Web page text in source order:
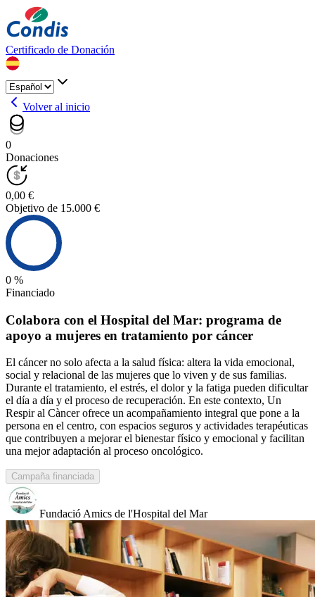
Certificado de Donación
Volver al inicio
0
Donaciones
0,00 €
Objetivo de 15.000 €
0 %
Financiado
Colabora con el Hospital del Mar: programa de
apoyo a mujeres en tratamiento por cáncer
El cáncer no solo afecta a la salud física: altera la vida emocional,
social y relacional de las mujeres que lo viven y de sus familias.
Durante el tratamiento, el estrés, el dolor y la fatiga pueden dificultar
el día a día y el proceso de recuperación. En este contexto, Un
Respir al Càncer ofrece un acompañamiento integral que pone a la
persona en el centro, con espacios seguros y actividades terapéuticas
que contribuyen a mejorar el bienestar físico y emocional y facilitan
una mejor adaptación al proceso oncológico.
Campaña financiada
Fundació Amics de l'Hospital del Mar